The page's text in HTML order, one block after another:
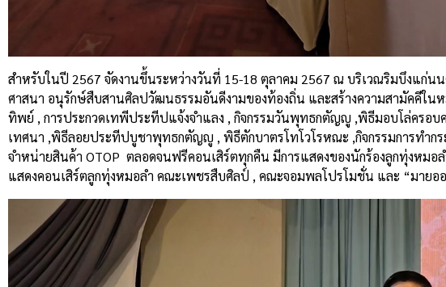
สำหรับในปี 2567 จัดงานขึ้นระหว่างวันที่ 15-18 ตุลาคม 2567 ณ บริเวณริมบึงแก่น
ศาสนา อนุรักษ์สืบสานศิลปวัฒนธรรมอันดีงามของท้องถิ่น และสร้างความสามัคคีใน
ทิพย์ , การประกวดเทพีประทีปแจ้งจำแลง , กิจกรรมวันพุทธกตัญญู ,พิธีมอบโล่ครอ
เทศนา ,พิธีลอยประทีปบูชาพุทธกตัญญู , พิธีตักบาตรโทโวโรหณะ ,กิจกรรมการทำก
จำหน่ายสินค้า OTOP ตลอดจนฟรีคอนเสิร์ตทุกคืน มีการแสดงของนักร้องลูกทุ่งหม
แสดงคอนเสิร์ตลูกทุ่งหมอลำ คณะเพชรสืบศิลป์ , คณะจอมพลโปรโมชั่น และ “มายออ